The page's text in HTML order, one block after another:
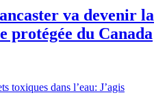
va devenir la
protégée du Canada
toxiques dans l’eau: J’agis